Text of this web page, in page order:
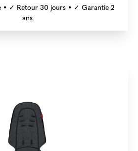
• ✓ Retour 30 jours • ✓ Garantie 2
ans